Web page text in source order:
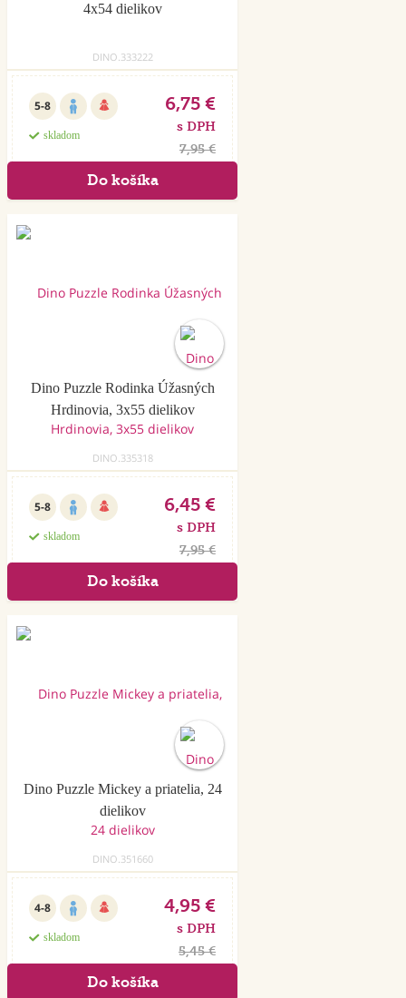
4x54 dielikov
DINO.333222
5-8
skladom
6,75 €
s DPH
7,95 €
Dino Puzzle Rodinka Úžasných
Hrdinovia, 3x55 dielikov
DINO.335318
5-8
skladom
6,45 €
s DPH
7,95 €
Dino Puzzle Mickey a priatelia, 24
dielikov
DINO.351660
4-8
skladom
4,95 €
s DPH
5,45 €